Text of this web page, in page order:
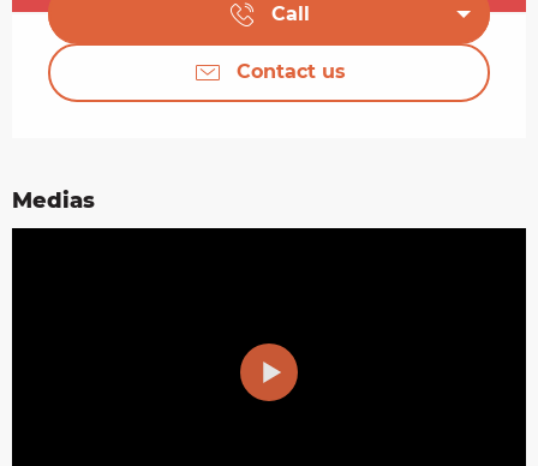
Call
Contact us
Medias